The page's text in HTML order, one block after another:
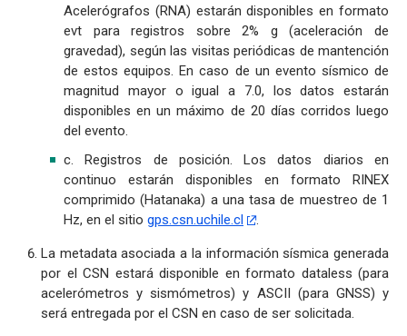
Acelerógrafos (RNA) estarán disponibles en formato
evt para registros sobre 2% g (aceleración de
gravedad), según las visitas periódicas de mantención
de estos equipos. En caso de un evento sísmico de
magnitud mayor o igual a 7.0, los datos estarán
disponibles en un máximo de 20 días corridos luego
del evento.
c. Registros de posición. Los datos diarios en
continuo estarán disponibles en formato RINEX
comprimido (Hatanaka) a una tasa de muestreo de 1
Hz, en el sitio gps.csn.uchile.cl .
La metadata asociada a la información sísmica generada
por el CSN estará disponible en formato dataless (para
acelerómetros y sismómetros) y ASCII (para GNSS) y
será entregada por el CSN en caso de ser solicitada.